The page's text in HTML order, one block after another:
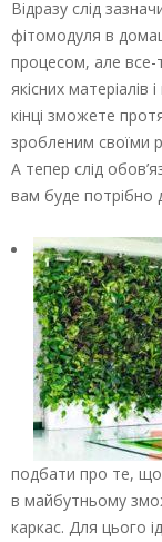
Відразу слід
фітомодуля в
процесом, але все-
якісних
кінці зможете
зробленим своїми
А тепер слід
вам буде потрібно
подбати про те,
в майбутньому
каркас. Для цього